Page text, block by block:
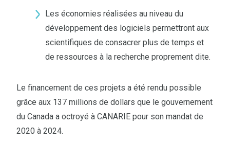
Les économies réalisées au niveau du
développement des logiciels permettront aux
scientifiques de consacrer plus de temps et
de ressources à la recherche proprement dite.
Le financement de ces projets a été rendu possible
grâce aux 137 millions de dollars que le gouvernement
du Canada a octroyé à CANARIE pour son mandat de
2020 à 2024.